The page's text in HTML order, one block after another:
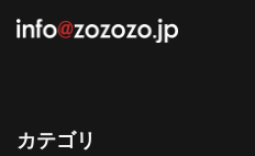
カテゴリ